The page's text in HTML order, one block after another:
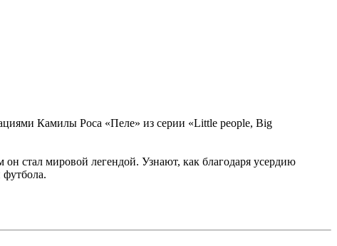
Камилы Роса «Пеле» из серии «Little people, Big
стал мировой легендой. Узнают, как благодаря усердию